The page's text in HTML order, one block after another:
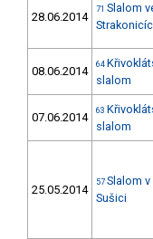
28.06.2014
71 Slalom
08.06.2014 64
slalom
07.06.2014 63
slalom
25.05.2014
57 Slalom v
Sušici